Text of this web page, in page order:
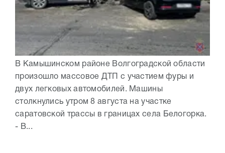
В Камышинском районе Волгоградской области
произошло массовое ДТП с участием фуры и
двух легковых автомобилей. Машины
столкнулись утром 8 августа на участке
саратовской трассы в границах села Белогорка.
- В...